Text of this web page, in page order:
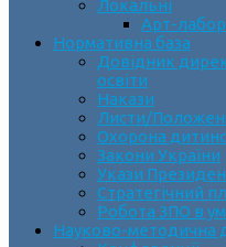
Локальні
Арт-
Нормативна база
Довідник
освіти
Накази
Листи/
Охорона
Закони України
Укази
Стратегічний
Робота ЗПО в
Науково-методична